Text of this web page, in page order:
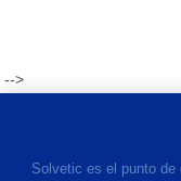
-->
Solvetic es el punto de